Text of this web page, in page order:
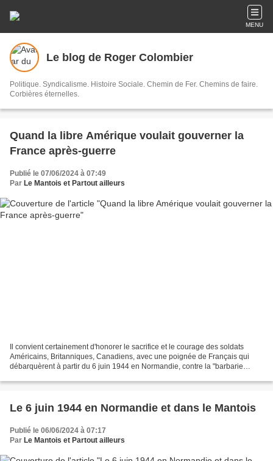
MENU
Le blog de Roger Colombier
Politique. Syndicalisme. Histoire Sociale. Chemin de Fer. Chemins de faire.
Corbières éternelles.
Quand la libre Amérique voulait gouverner la
France après-guerre
Publié le 07/06/2024 à 07:49
Par Le Mantois et Partout ailleurs
Il convient certainement d'honorer le sacrifice et le courage des soldats
Américains, Britanniques, Canadiens, avec une poignée de Français qui
débarquèrent à partir du 6 juin 1944 en Normandie, contre la "barbarie
Le 6 juin 1944 en Normandie et dans le Mantois
Publié le 06/06/2024 à 07:17
Par Le Mantois et Partout ailleurs